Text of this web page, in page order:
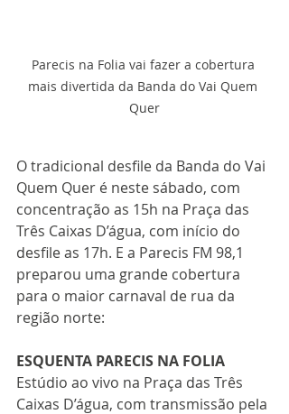
Parecis na Folia vai fazer a cobertura
mais divertida da Banda do Vai Quem
Quer
O tradicional desfile da Banda do Vai
Quem Quer é neste sábado, com
concentração as 15h na Praça das
Três Caixas D’água, com início do
desfile as 17h. E a Parecis FM 98,1
preparou uma grande cobertura
para o maior carnaval de rua da
região norte:
ESQUENTA PARECIS NA FOLIA
Estúdio ao vivo na Praça das Três
Caixas D’água, com transmissão pela